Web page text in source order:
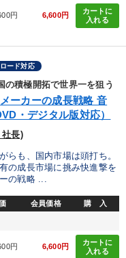
円 6,600円
カートに
入れる
ード対応
の積極開拓で世界一を狙う
ーカーの成長戦略 音
・デジタル版対応）
長)
らも、国内市場は頭打ち。
の成長市場に挑み快進撃を
の戦略 ...
会員価格 購 入
円 6,600円
カートに
入れる